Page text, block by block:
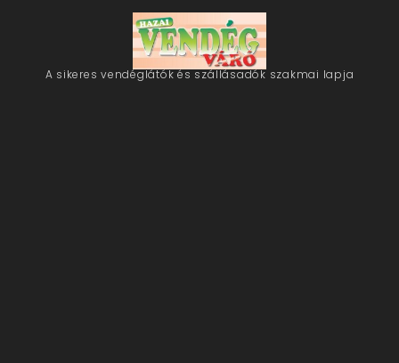
A sikeres vendéglátók és szállásadók szakmai lapja